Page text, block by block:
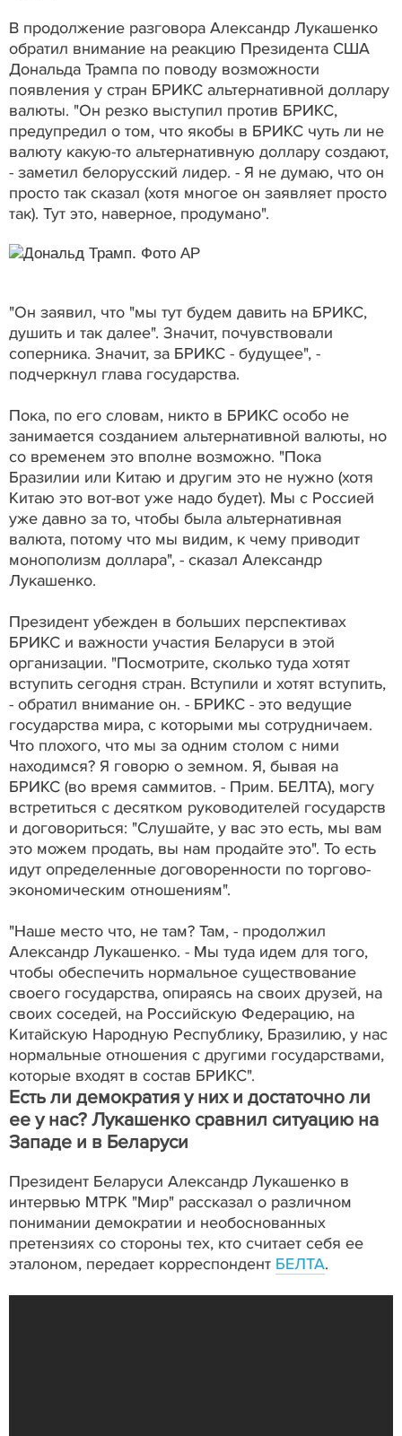
В продолжение разговора Александр Лукашенко
обратил внимание на реакцию Президента США
Дональда Трампа по поводу возможности
появления у стран БРИКС альтернативной доллару
валюты. "Он резко выступил против БРИКС,
предупредил о том, что якобы в БРИКС чуть ли не
валюту какую-то альтернативную доллару создают,
- заметил белорусский лидер. - Я не думаю, что он
просто так сказал (хотя многое он заявляет просто
так). Тут это, наверное, продумано".
"Он заявил, что "мы тут будем давить на БРИКС,
душить и так далее". Значит, почувствовали
соперника. Значит, за БРИКС - будущее", -
подчеркнул глава государства.
Пока, по его словам, никто в БРИКС особо не
занимается созданием альтернативной валюты, но
со временем это вполне возможно. "Пока
Бразилии или Китаю и другим это не нужно (хотя
Китаю это вот-вот уже надо будет). Мы с Россией
уже давно за то, чтобы была альтернативная
валюта, потому что мы видим, к чему приводит
монополизм доллара", - сказал Александр
Лукашенко.
Президент убежден в больших перспективах
БРИКС и важности участия Беларуси в этой
организации. "Посмотрите, сколько туда хотят
вступить сегодня стран. Вступили и хотят вступить,
- обратил внимание он. - БРИКС - это ведущие
государства мира, с которыми мы сотрудничаем.
Что плохого, что мы за одним столом с ними
находимся? Я говорю о земном. Я, бывая на
БРИКС (во время саммитов. - Прим. БЕЛТА), могу
встретиться с десятком руководителей государств
и договориться: "Слушайте, у вас это есть, мы вам
это можем продать, вы нам продайте это". То есть
идут определенные договоренности по торгово-
экономическим отношениям".
"Наше место что, не там? Там, - продолжил
Александр Лукашенко. - Мы туда идем для того,
чтобы обеспечить нормальное существование
своего государства, опираясь на своих друзей, на
своих соседей, на Российскую Федерацию, на
Китайскую Народную Республику, Бразилию, у нас
нормальные отношения с другими государствами,
которые входят в состав БРИКС".
Есть ли демократия у них и достаточно ли
ее у нас? Лукашенко сравнил ситуацию на
Западе и в Беларуси
Президент Беларуси Александр Лукашенко в
интервью МТРК "Мир" рассказал о различном
понимании демократии и необоснованных
претензиях со стороны тех, кто считает себя ее
эталоном, передает корреспондент БЕЛТА.